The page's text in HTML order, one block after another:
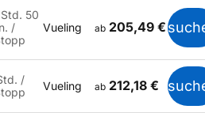
50
/
Vueling ab 205,49 €
/
Vueling ab 212,18 €